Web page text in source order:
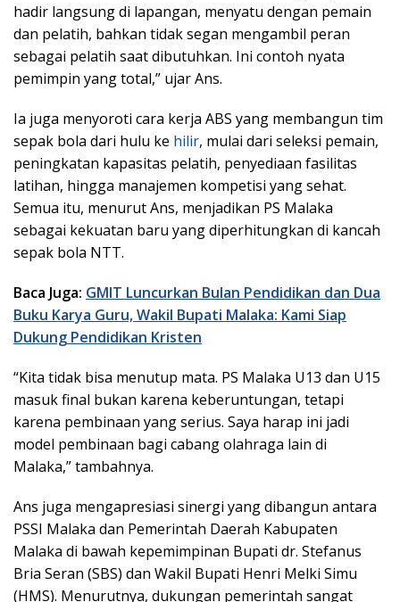
hadir langsung di lapangan, menyatu dengan pemain
dan pelatih, bahkan tidak segan mengambil peran
sebagai pelatih saat dibutuhkan. Ini contoh nyata
pemimpin yang total,” ujar Ans.
Ia juga menyoroti cara kerja ABS yang membangun tim
sepak bola dari hulu ke hilir, mulai dari seleksi pemain,
peningkatan kapasitas pelatih, penyediaan fasilitas
latihan, hingga manajemen kompetisi yang sehat.
Semua itu, menurut Ans, menjadikan PS Malaka
sebagai kekuatan baru yang diperhitungkan di kancah
sepak bola NTT.
Baca Juga: GMIT Luncurkan Bulan Pendidikan dan Dua
Buku Karya Guru, Wakil Bupati Malaka: Kami Siap
Dukung Pendidikan Kristen
“Kita tidak bisa menutup mata. PS Malaka U13 dan U15
masuk final bukan karena keberuntungan, tetapi
karena pembinaan yang serius. Saya harap ini jadi
model pembinaan bagi cabang olahraga lain di
Malaka,” tambahnya.
Ans juga mengapresiasi sinergi yang dibangun antara
PSSI Malaka dan Pemerintah Daerah Kabupaten
Malaka di bawah kepemimpinan Bupati dr. Stefanus
Bria Seran (SBS) dan Wakil Bupati Henri Melki Simu
(HMS). Menurutnya, dukungan pemerintah sangat